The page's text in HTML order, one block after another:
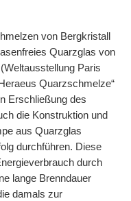
von Bergkristall
Quarzglas von
Paris
Quarzschmelze“
Erschließung des
die Konstruktion und
aus Quarzglas
durchführen. Diese
durch
lange Brenndauer
damals zur